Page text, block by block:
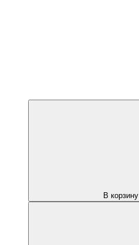
В корзину